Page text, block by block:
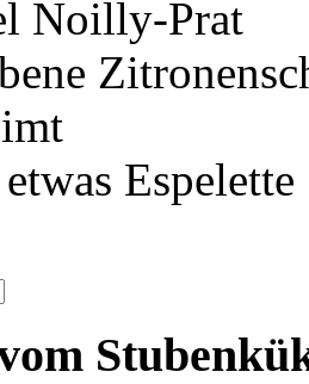
Noilly-Prat
Espelette